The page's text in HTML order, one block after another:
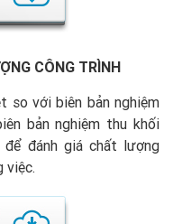
NG CÔNG TRÌNH
so với biên bản nghiệm
bản nghiệm thu khối
đánh giá chất lượng
việc.